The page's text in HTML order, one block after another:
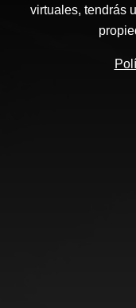
virtuales, tendrás